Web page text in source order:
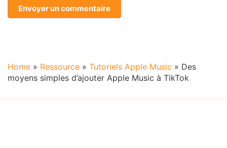
Home » Ressource » Tutoriels Apple Music » Des
moyens simples d’ajouter Apple Music à TikTok